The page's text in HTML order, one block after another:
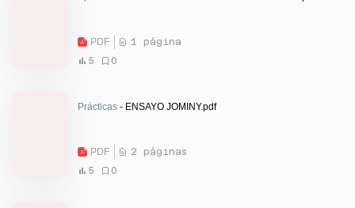
PDF
1 página
5
0
Prácticas - ENSAYO JOMINY.pdf
PDF
2 páginas
5
0